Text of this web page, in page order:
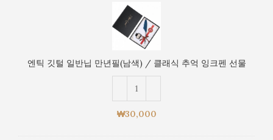
클
래
식
추
억
잉
크
펜
선
깃
털
일
닙
필
(남
엔틱 깃털 일반닙 만년필(남색) / 클래식 추억 잉크펜 선물
₩30,000